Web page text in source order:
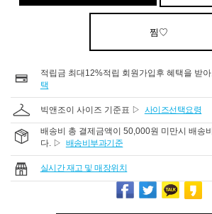
찜♡
적립금 최대12%적립 회원가입후 혜택을 받
택
빅앤조이 사이즈 기준표 ▷ 사이즈선택요령
배송비 총 결제금액이 50,000원 미만시 배송
다. ▷ 배송비부과기준
실시간 재고 및 매장위치